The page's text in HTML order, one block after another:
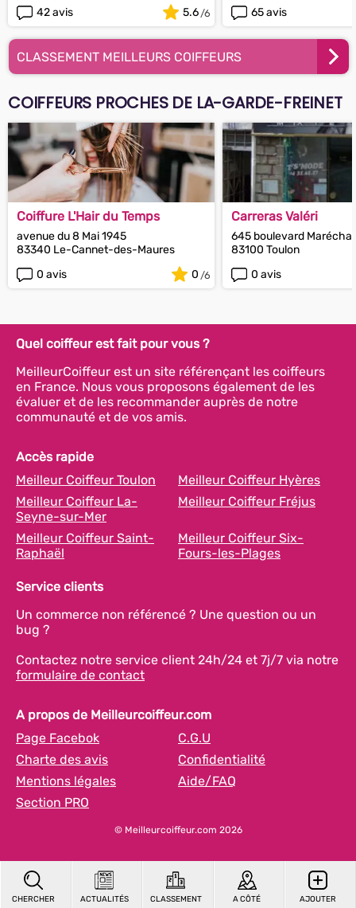
CHERCHER ACTUALITÉS CLASSEMENT A CÔTÉ AJOUTER
42 avis
5.6
65 avis
CLASSEMENT MEILLEURS COIFFEURS
COIFFEURS PROCHES DE LA-GARDE-FREINET
Coiffure L'Hair du Temps
avenue du 8 Mai 1945
83340 Le-Cannet-des-Maures
0 avis
0
Carreras Valéri
645 boulevard
83100 Toulon
0 avis
Quel coiffeur est fait pour vous ?
MeilleurCoiffeur est un site référençant les coiffeurs
en France. Nous vous proposons également de les
évaluer et de les recommander auprès de notre
communauté et de vos amis.
Accès rapide
Meilleur Coiffeur Toulon
Meilleur Coiffeur Hyères
Meilleur Coiffeur La-
Seyne-sur-Mer
Meilleur Coiffeur Fréjus
Meilleur Coiffeur Saint-
Raphaël
Meilleur Coiffeur Six-
Fours-les-Plages
Service clients
Un commerce non référencé ? Une question ou un
bug ?
Contactez notre service client 24h/24 et 7j/7 via notre
formulaire de contact
A propos de Meilleurcoiffeur.com
Page Facebok
C.G.U
Charte des avis
Confidentialité
Mentions légales
Aide/FAQ
Section PRO
© Meilleurcoiffeur.com 2026